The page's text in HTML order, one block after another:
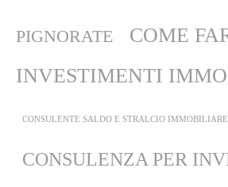
PIGNORATE
COME
INVESTIMENTI
CONSULENTE SALDO E STRALCIO IMMOBILIARE
CONSULENZA PER